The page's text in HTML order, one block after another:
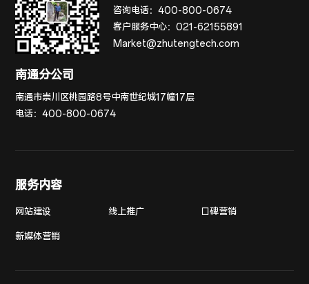
咨询电话：400-800-0674
客户服务中心：021-62155891
Market@zhutengtech.com
南通分公司
南通市崇川区桃园路8号中南世纪城17幢17层
电话：400-800-0674
服务内容
网站建设 线上推广 口碑营销
新媒体营销